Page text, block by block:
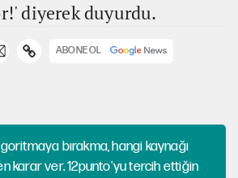
diyerek duyurdu.
ABONE OL
bırakma, hangi kaynağı
karar ver. 12punto'yu tercih ettiğin